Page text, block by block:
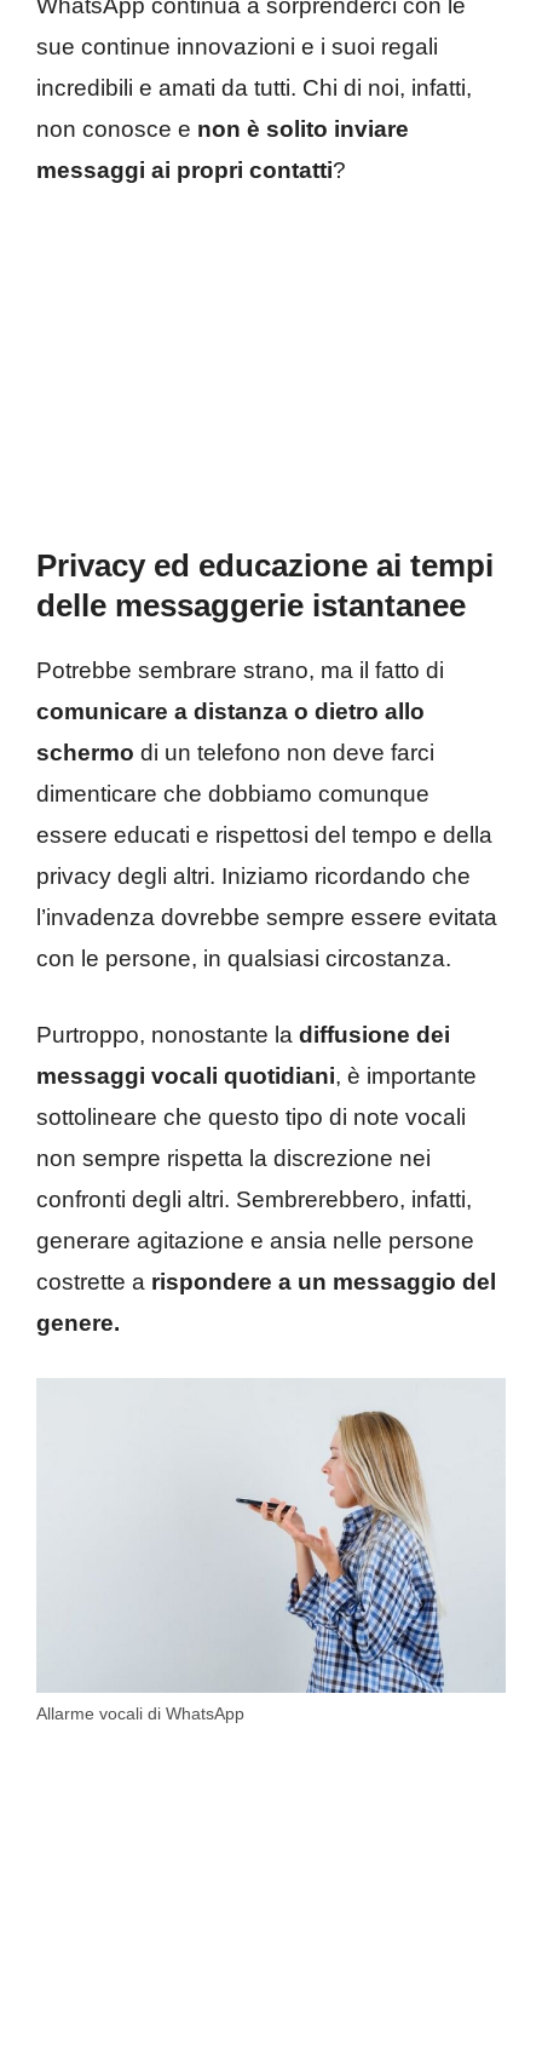
WhatsApp continua a sorprenderci con le
sue continue innovazioni e i suoi regali
incredibili e amati da tutti. Chi di noi, infatti,
non conosce e non è solito inviare
messaggi ai propri contatti?
Privacy ed educazione ai tempi
delle messaggerie istantanee
Potrebbe sembrare strano, ma il fatto di
comunicare a distanza o dietro allo
schermo di un telefono non deve farci
dimenticare che dobbiamo comunque
essere educati e rispettosi del tempo e della
privacy degli altri. Iniziamo ricordando che
l’invadenza dovrebbe sempre essere evitata
con le persone, in qualsiasi circostanza.
Purtroppo, nonostante la diffusione dei
messaggi vocali quotidiani, è importante
sottolineare che questo tipo di note vocali
non sempre rispetta la discrezione nei
confronti degli altri. Sembrerebbero, infatti,
generare agitazione e ansia nelle persone
costrette a rispondere a un messaggio del
genere.
Allarme vocali di WhatsApp